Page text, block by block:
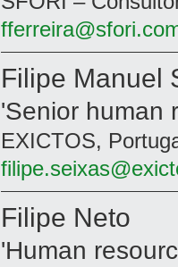
Filipe Manuel
'Senior human
EXICTOS,
Filipe Neto
'Human